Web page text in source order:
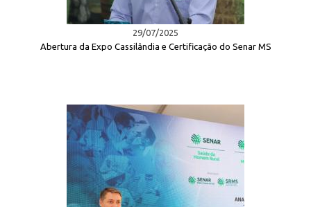
29/07/2025
Abertura da Expo Cassilândia e Certificação do Senar MS